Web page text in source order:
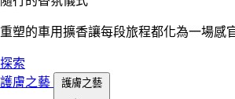
重塑的車用擴香讓每段旅程都化為一場感
探索
護膚之藝
護膚之藝